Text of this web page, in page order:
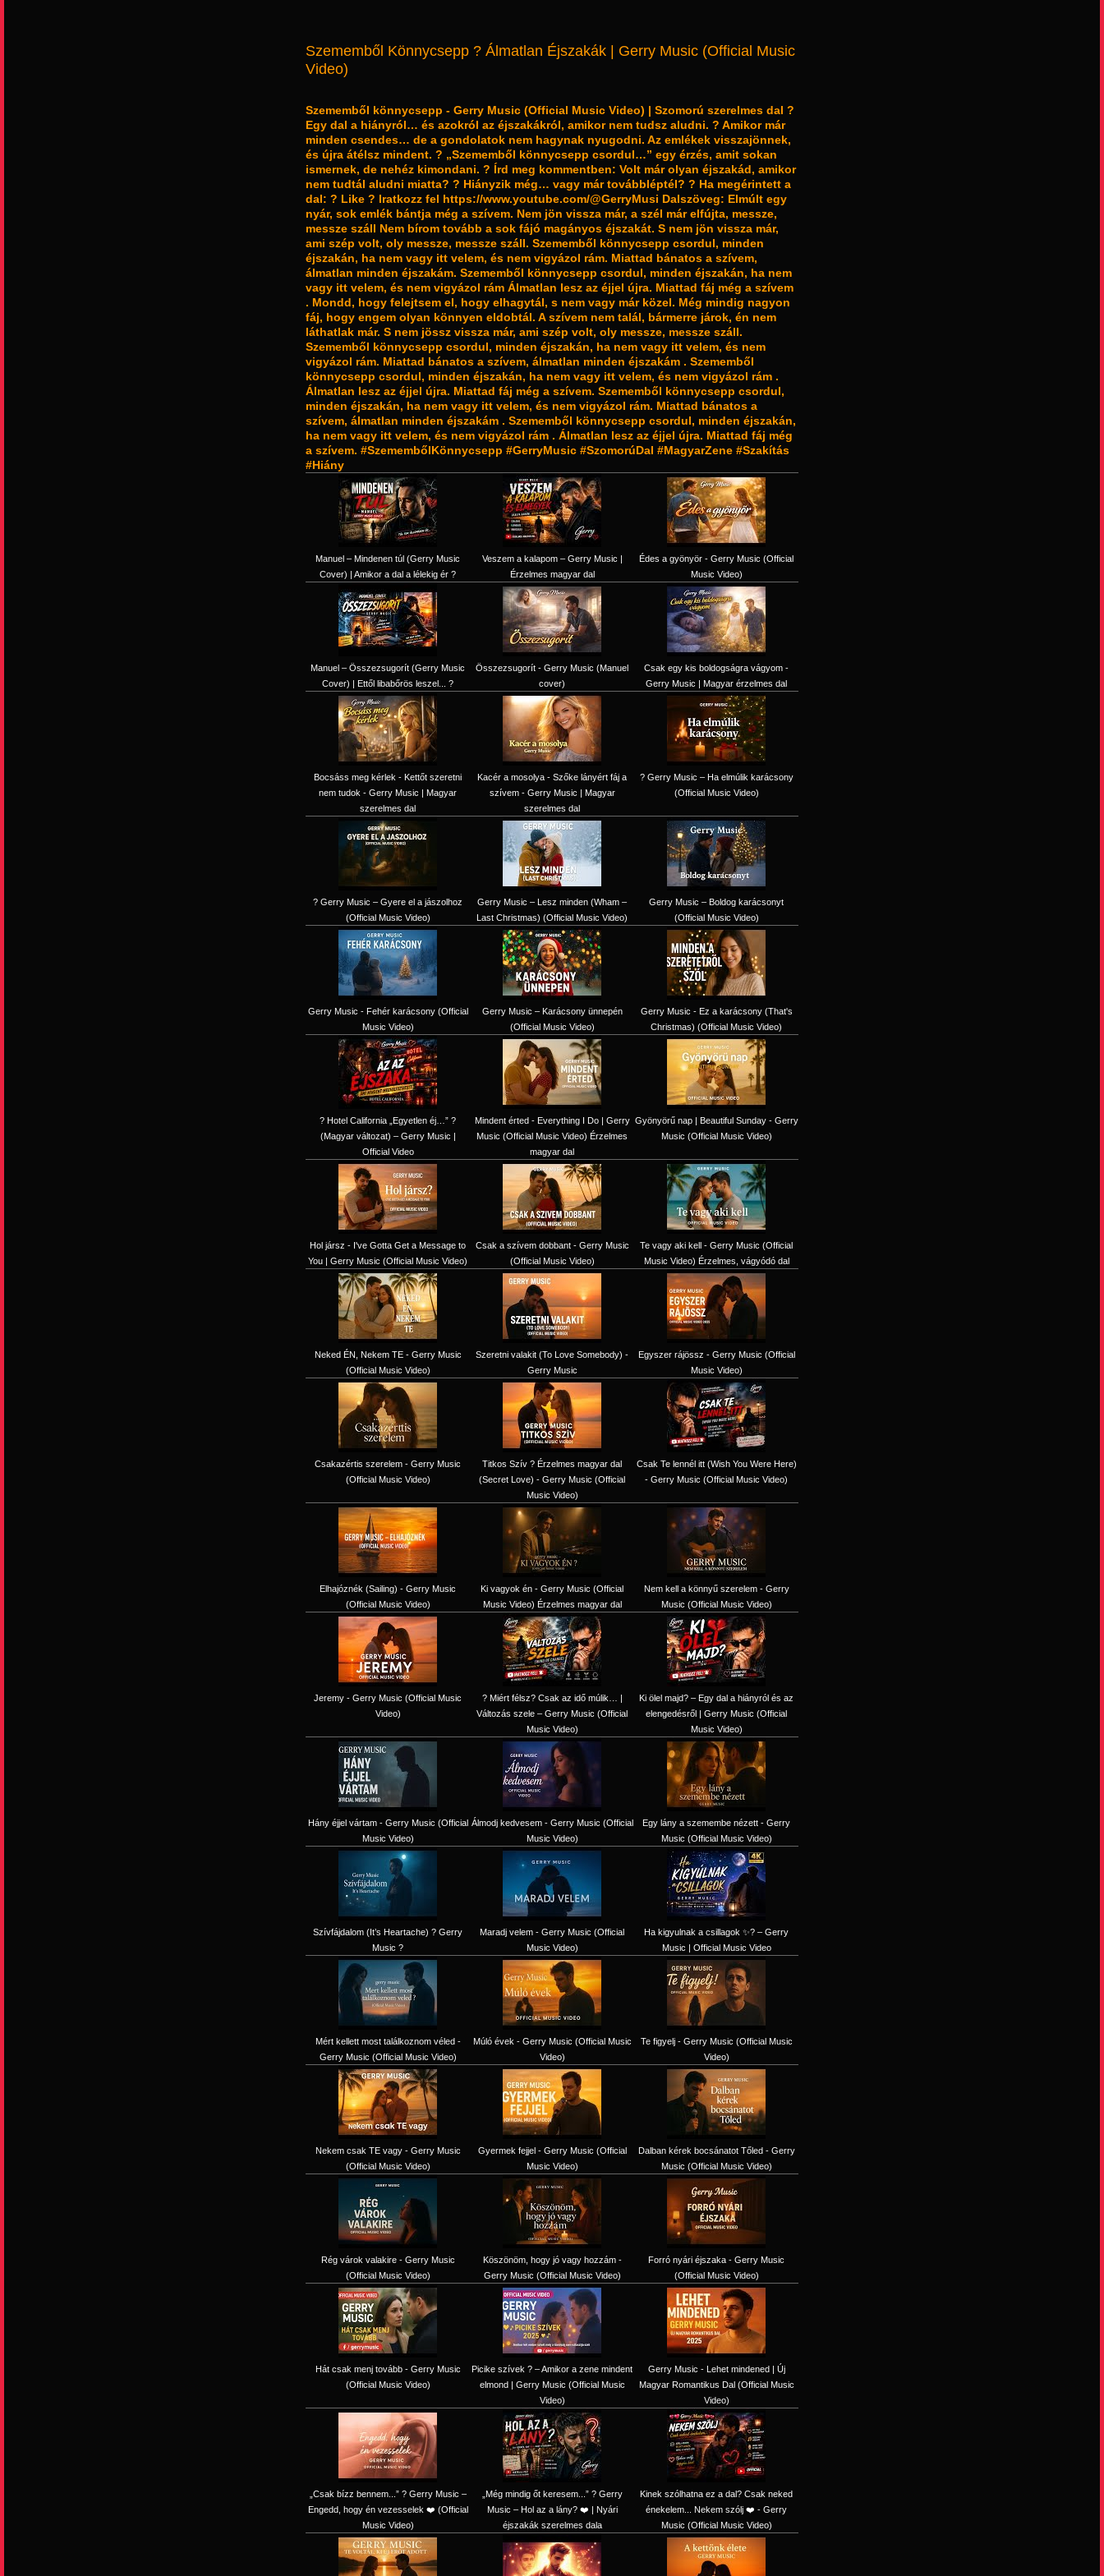
Szememből Könnycsepp ? Álmatlan Éjszakák | Gerry Music (Official Music
Video)
Szememből könnycsepp - Gerry Music (Official Music Video) | Szomorú szerelmes dal ?
Egy dal a hiányról… és azokról az éjszakákról, amikor nem tudsz aludni. ? Amikor már
minden csendes… de a gondolatok nem hagynak nyugodni. Az emlékek visszajönnek,
és újra átélsz mindent. ? „Szememből könnycsepp csordul…” egy érzés, amit sokan
ismernek, de nehéz kimondani. ? Írd meg kommentben: Volt már olyan éjszakád, amikor
nem tudtál aludni miatta? ? Hiányzik még… vagy már továbbléptél? ? Ha megérintett a
dal: ? Like ? Iratkozz fel https://www.youtube.com/@GerryMusi Dalszöveg: Elmúlt egy
nyár, sok emlék bántja még a szívem. Nem jön vissza már, a szél már elfújta, messze,
messze száll Nem bírom tovább a sok fájó magányos éjszakát. S nem jön vissza már,
ami szép volt, oly messze, messze száll. Szememből könnycsepp csordul, minden
éjszakán, ha nem vagy itt velem, és nem vigyázol rám. Miattad bánatos a szívem,
álmatlan minden éjszakám. Szememből könnycsepp csordul, minden éjszakán, ha nem
vagy itt velem, és nem vigyázol rám Álmatlan lesz az éjjel újra. Miattad fáj még a szívem
. Mondd, hogy felejtsem el, hogy elhagytál, s nem vagy már közel. Még mindig nagyon
fáj, hogy engem olyan könnyen eldobtál. A szívem nem talál, bármerre járok, én nem
láthatlak már. S nem jössz vissza már, ami szép volt, oly messze, messze száll.
Szememből könnycsepp csordul, minden éjszakán, ha nem vagy itt velem, és nem
vigyázol rám. Miattad bánatos a szívem, álmatlan minden éjszakám . Szememből
könnycsepp csordul, minden éjszakán, ha nem vagy itt velem, és nem vigyázol rám .
Álmatlan lesz az éjjel újra. Miattad fáj még a szívem. Szememből könnycsepp csordul,
minden éjszakán, ha nem vagy itt velem, és nem vigyázol rám. Miattad bánatos a
szívem, álmatlan minden éjszakám . Szememből könnycsepp csordul, minden éjszakán,
ha nem vagy itt velem, és nem vigyázol rám . Álmatlan lesz az éjjel újra. Miattad fáj még
a szívem. #SzemembőlKönnycsepp #GerryMusic #SzomorúDal #MagyarZene #Szakítás
#Hiány
Manuel – Mindenen túl (Gerry Music
Cover) | Amikor a dal a lélekig ér ?
Veszem a kalapom – Gerry Music |
Érzelmes magyar dal
Édes a gyönyör - Gerry Music (Official
Music Video)
Manuel – Összezsugorít (Gerry Music
Cover) | Ettől libabőrös leszel... ?
Összezsugorít - Gerry Music (Manuel
cover)
Csak egy kis boldogságra vágyom -
Gerry Music | Magyar érzelmes dal
Bocsáss meg kérlek - Kettőt szeretni
nem tudok - Gerry Music | Magyar
szerelmes dal
Kacér a mosolya - Szőke lányért fáj a
szívem - Gerry Music | Magyar
szerelmes dal
? Gerry Music – Ha elmúlik karácsony
(Official Music Video)
? Gerry Music – Gyere el a jászolhoz
(Official Music Video)
Gerry Music – Lesz minden (Wham –
Last Christmas) (Official Music Video)
Gerry Music – Boldog karácsonyt
(Official Music Video)
Gerry Music - Fehér karácsony (Official
Music Video)
Gerry Music – Karácsony ünnepén
(Official Music Video)
Gerry Music - Ez a karácsony (That's
Christmas) (Official Music Video)
? Hotel California „Egyetlen éj…” ?
(Magyar változat) – Gerry Music |
Official Video
Mindent érted - Everything I Do | Gerry
Music (Official Music Video) Érzelmes
magyar dal
Gyönyörű nap | Beautiful Sunday - Gerry
Music (Official Music Video)
Hol jársz - I've Gotta Get a Message to
You | Gerry Music (Official Music Video)
Csak a szívem dobbant - Gerry Music
(Official Music Video)
Te vagy aki kell - Gerry Music (Official
Music Video) Érzelmes, vágyódó dal
Neked ÉN, Nekem TE - Gerry Music
(Official Music Video)
Szeretni valakit (To Love Somebody) -
Gerry Music
Egyszer rájössz - Gerry Music (Official
Music Video)
Csakazértis szerelem - Gerry Music
(Official Music Video)
Titkos Szív ? Érzelmes magyar dal
(Secret Love) - Gerry Music (Official
Music Video)
Csak Te lennél itt (Wish You Were Here)
- Gerry Music (Official Music Video)
Elhajóznék (Sailing) - Gerry Music
(Official Music Video)
Ki vagyok én - Gerry Music (Official
Music Video) Érzelmes magyar dal
Nem kell a könnyű szerelem - Gerry
Music (Official Music Video)
Jeremy - Gerry Music (Official Music
Video)
? Miért félsz? Csak az idő múlik… |
Változás szele – Gerry Music (Official
Music Video)
Ki ölel majd? – Egy dal a hiányról és az
elengedésről | Gerry Music (Official
Music Video)
Hány éjjel vártam - Gerry Music (Official
Music Video)
Álmodj kedvesem - Gerry Music (Official
Music Video)
Egy lány a szemembe nézett - Gerry
Music (Official Music Video)
Szívfájdalom (It’s Heartache) ? Gerry
Music ?
Maradj velem - Gerry Music (Official
Music Video)
Ha kigyulnak a csillagok ✨? – Gerry
Music | Official Music Video
Mért kellett most találkoznom véled -
Gerry Music (Official Music Video)
Múló évek - Gerry Music (Official Music
Video)
Te figyelj - Gerry Music (Official Music
Video)
Nekem csak TE vagy - Gerry Music
(Official Music Video)
Gyermek fejjel - Gerry Music (Official
Music Video)
Dalban kérek bocsánatot Tőled - Gerry
Music (Official Music Video)
Rég várok valakire - Gerry Music
(Official Music Video)
Köszönöm, hogy jó vagy hozzám -
Gerry Music (Official Music Video)
Forró nyári éjszaka - Gerry Music
(Official Music Video)
Hát csak menj tovább - Gerry Music
(Official Music Video)
Picike szívek ? – Amikor a zene mindent
elmond | Gerry Music (Official Music
Video)
Gerry Music - Lehet mindened | Új
Magyar Romantikus Dal (Official Music
Video)
„Csak bízz bennem...” ? Gerry Music –
Engedd, hogy én vezesselek ❤️ (Official
Music Video)
„Még mindig őt keresem...” ? Gerry
Music – Hol az a lány? ❤️ | Nyári
éjszakák szerelmes dala
Kinek szólhatna ez a dal? Csak neked
énekelem... Nekem szólj ❤️ - Gerry
Music (Official Music Video)